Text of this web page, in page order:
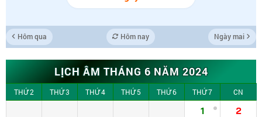
Hôm qua Hôm nay Ngày mai
LỊCH ÂM THÁNG 6 NĂM 2024
THỨ 2 THỨ 3 THỨ 4 THỨ 5 THỨ 6 THỨ 7 CN
1 2